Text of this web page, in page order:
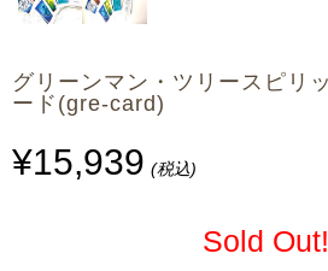
グリーンマン・ツリースピリ
ード(gre-card)
¥15,939 (税込)
Sold